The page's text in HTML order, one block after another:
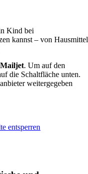
Kind bei
kannst – von
Mailjet. Um auf den
die Schaltfläche unten.
weitergegeben
entsperren